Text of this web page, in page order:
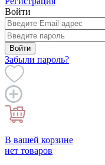
Войти
Войти
Забыли пароль?
В вашей корзине
нет товаров